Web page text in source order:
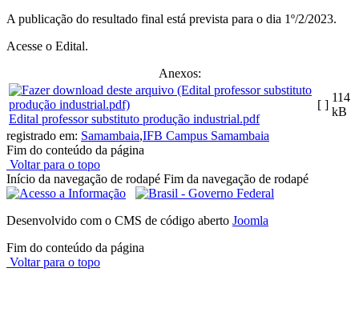
A publicação do resultado final está prevista para o dia 1º/2/2023.
Acesse o Edital.
Anexos:
Edital professor substituto produção industrial.pdf
[ ]
114
kB
registrado em: Samambaia,IFB Campus Samambaia
Fim do conteúdo da página
Voltar para o topo
Início da navegação de rodapé Fim da navegação de rodapé
Desenvolvido com o CMS de código aberto Joomla
Fim do conteúdo da página
Voltar para o topo